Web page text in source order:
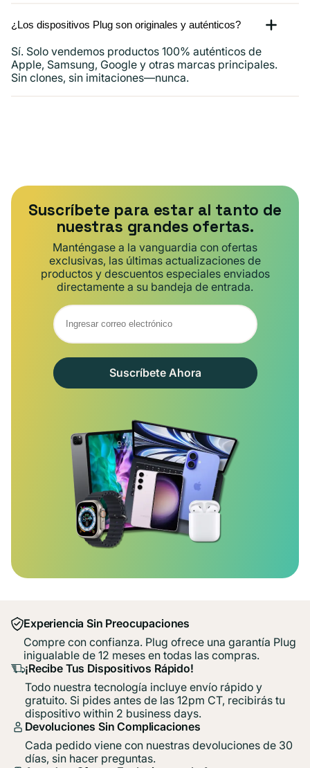
¿Los dispositivos Plug son originales y auténticos?
Sí. Solo vendemos productos 100% auténticos de
Apple, Samsung, Google y otras marcas principales.
Sin clones, sin imitaciones—nunca.
Suscríbete para estar al tanto de
nuestras grandes ofertas.
Manténgase a la vanguardia con ofertas
exclusivas, las últimas actualizaciones de
productos y descuentos especiales enviados
directamente a su bandeja de entrada.
Suscríbete Ahora
Experiencia Sin Preocupaciones
Compre con confianza. Plug ofrece una garantía Plug
inigualable de 12 meses en todas las compras.
¡Recibe Tus Dispositivos Rápido!
Todo nuestra tecnología incluye envío rápido y
gratuito. Si pides antes de las 12pm CT, recibirás tu
dispositivo within 2 business days.
Devoluciones Sin Complicaciones
Cada pedido viene con nuestras devoluciones de 30
días, sin hacer preguntas.